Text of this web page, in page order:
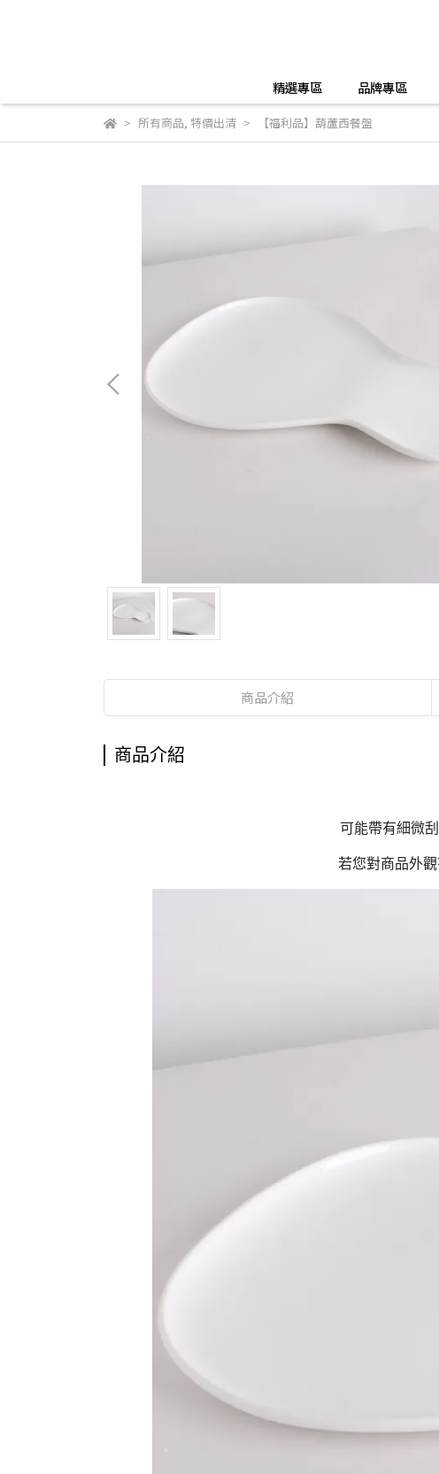
精選專區 品牌專區
所有商品, 特價出清 【福利品】葫蘆西餐盤
商品介紹
商品介紹
可能帶有細微
若您對商品外